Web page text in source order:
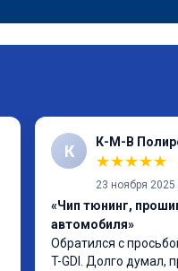
К К-М-В
★★★★★
23 ноября 2025
«Чип тюнинг,
автомобиля»
Обратился с
T-GDI. Долго думал,